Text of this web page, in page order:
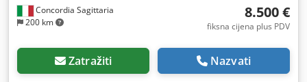
Concordia Sagittaria
200 km
8.500 €
fiksna cijena plus PDV
Zatražiti Nazvati